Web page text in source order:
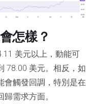
怎樣？
美元以上，動能可
78.00 美元。相反，如
會觸發回調，特別是在
需求方面。